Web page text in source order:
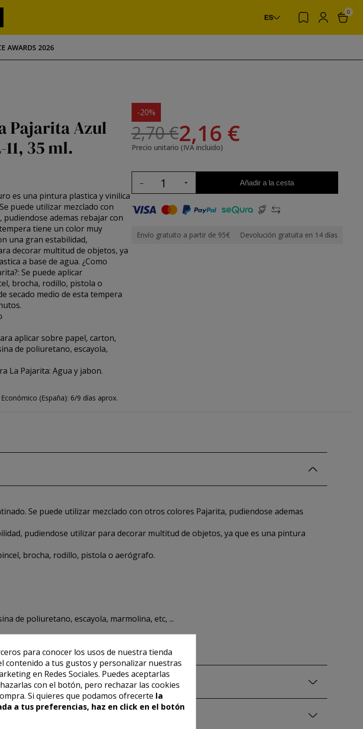
ES
0
AWARDS 2026
Pajarita Azul
35 ml.
es una pintura plastica y vinilica
puede utilizar mezclado con
ademas rebajar con
tiene un color muy
una gran estabilidad,
decorar multitud de objetos, ya
a base de agua. ¿Como
?: Se puede aplicar
brocha, rodillo, pistola o
secado medio de esta tempera
aplicar sobre papel, carton,
de poliuretano, escayola,
La Pajarita: Agua y jabon.
-20%
2,70 €2,16 €
Precio unitario (IVA incluido)
Añadir a la cesta
Envío gratuito a partir de 95€ Devolución gratuita en 14 días
(España): 6/9 días aprox.
Se puede utilizar mezclado con otros colores Pajarita, pudiendose ademas
pudiendose utilizar para decorar multitud de objetos, ya que es una pintura
brocha, rodillo, pistola o aerógrafo.
de poliuretano, escayola, marmolina, etc, ...
para conocer los usos de nuestra tienda
contenido a tus gustos y personalizar nuestras
en Redes Sociales. Puedes aceptarlas
con el botón, pero rechazar las cookies
Si quieres que podamos ofrecerte la
a tus preferencias, haz en click en el botón